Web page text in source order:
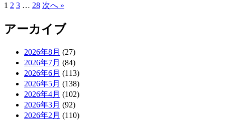
1 2 3 … 28 次へ »
アーカイブ
2026年8月 (27)
2026年7月 (84)
2026年6月 (113)
2026年5月 (138)
2026年4月 (102)
2026年3月 (92)
2026年2月 (110)